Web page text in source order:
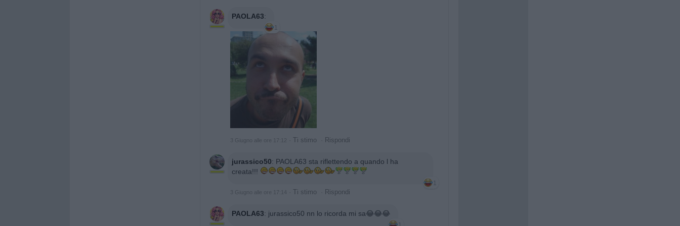
PAOLA63:
1
3 Giugno alle ore 17:12 Ti stimo Rispondi
jurassico50: PAOLA63 sta riflettendo a quando l ha
creata!!!
1
3 Giugno alle ore 17:14 Ti stimo Rispondi
PAOLA63: jurassico50 nn lo ricorda mi sa😂😂😂